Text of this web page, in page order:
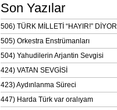
Son Yazılar
506) TÜRK MİLLETİ “HAYIR!” DİYOR
505) Orkestra Enstrümanları
504) Yahudilerin Arjantin Sevgisi
424) VATAN SEVGİSİ
423) Aydınlanma Süreci
447) Harda Türk var oralıyam